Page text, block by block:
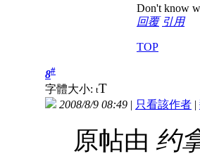
Don't know
回覆 引用
TOP
8#
字體大小: tT
2008/8/9 08:49 | 只看該作者 |
原帖由 约